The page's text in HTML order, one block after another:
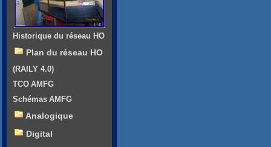
Historique du réseau HO
Plan du réseau HO
(RAILY 4.0)
TCO AMFG
Schémas AMFG
Analogique
Digital